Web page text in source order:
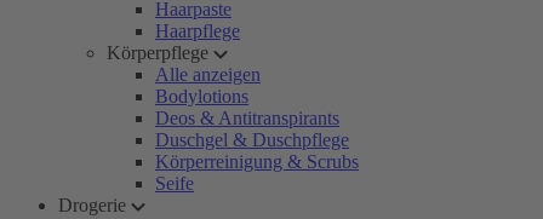
Haarpaste
Haarpflege
Körperpflege
Alle anzeigen
Bodylotions
Deos & Antitranspirants
Duschgel & Duschpflege
Körperreinigung & Scrubs
Seife
Drogerie